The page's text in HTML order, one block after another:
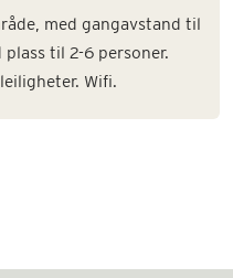
med gangavstand til
til 2-6 personer.
Wifi.